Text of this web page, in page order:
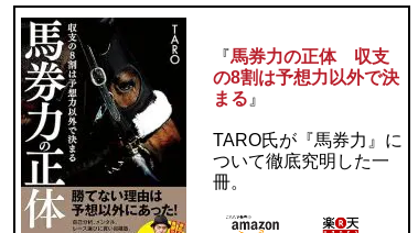
『馬券力の正体 収支
の8割は予想力以外で決
まる 』
TARO氏が『馬券力』に
ついて徹底究明した一
冊。